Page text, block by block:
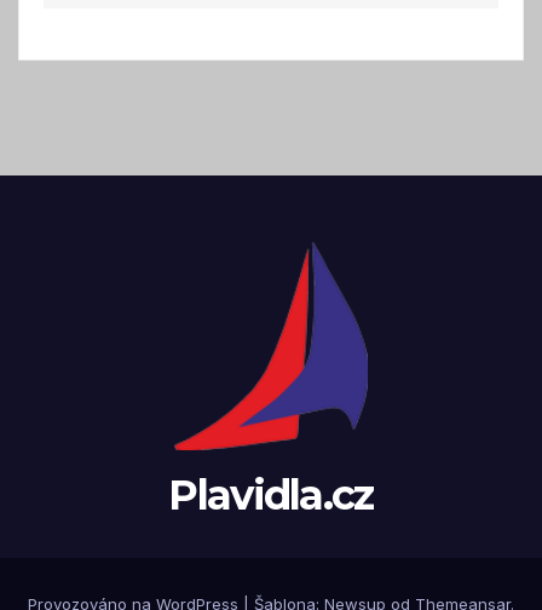
Plavidla.cz
Provozováno na WordPress Šablona: Newsup od Themeansar.